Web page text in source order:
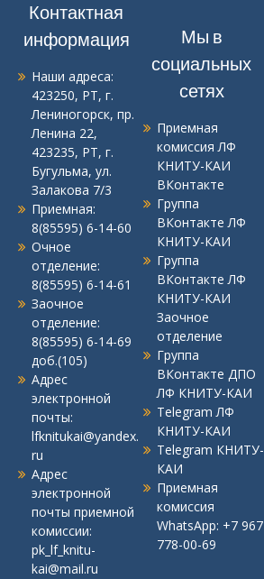
Контактная
информация
Наши адреса:
423250, РТ, г.
Лениногорск, пр.
Ленина 22,
423235, РТ, г.
Бугульма, ул.
Залакова 7/3
Приемная:
8(85595) 6-14-60
Очное
отделение:
8(85595) 6-14-61
Заочное
отделение:
8(85595) 6-14-69
доб.(105)
Адрес
электронной
почты:
lfknitukai@yandex.
ru
Адрес
электронной
почты приемной
комиссии:
pk_lf_knitu-
kai@mail.ru
Мы в
социальных
сетях
Приемная
комиссия ЛФ
КНИТУ-КАИ
ВКонтакте
Группа
ВКонтакте ЛФ
КНИТУ-КАИ
Группа
ВКонтакте ЛФ
КНИТУ-КАИ
Заочное
отделение
Группа
ВКонтакте ДПО
ЛФ КНИТУ-КАИ
Telegram ЛФ
КНИТУ-КАИ
Telegram КНИТУ-
КАИ
Приемная
комиссия
WhatsApp: +7 967
778-00-69